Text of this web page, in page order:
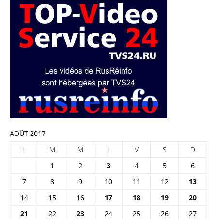
AOÛT 2017
L
M M J V S
D
1
2 3 4 5
6
7
8 9 10 11 12
13
14
15 16 17 18 19
20
21
22 23 24 25 26 27